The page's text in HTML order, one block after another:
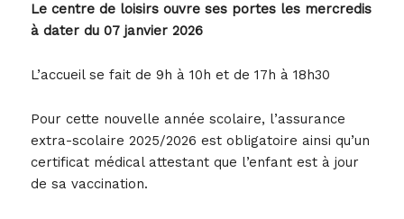
Le centre de loisirs ouvre ses portes les mercredis
à dater du 07 janvier 2026
L’accueil se fait de 9h à 10h et de 17h à 18h30
Pour cette nouvelle année scolaire, l’assurance
extra-scolaire 2025/2026 est obligatoire ainsi qu’un
certificat médical attestant que l’enfant est à jour
de sa vaccination.